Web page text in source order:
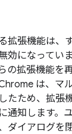
拡張機能は、
効になってい
の拡張機能を
は、マ
たため、拡張
通知します。
ダイアログを